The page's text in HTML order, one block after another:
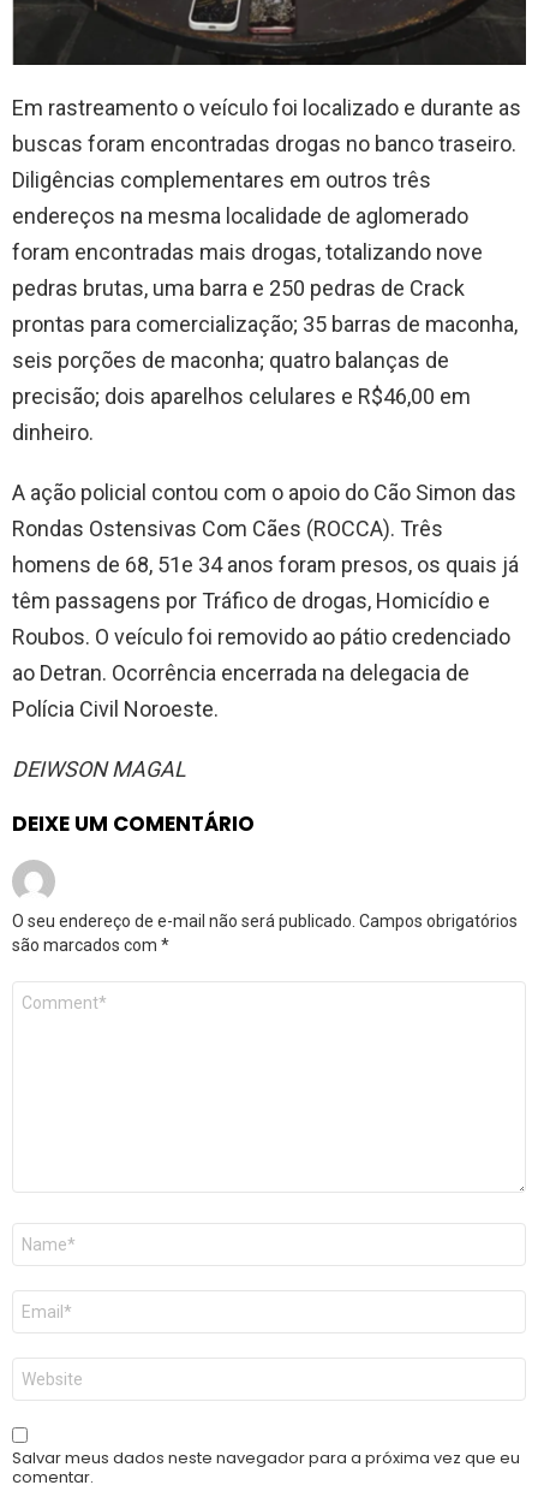
Em rastreamento o veículo foi localizado e durante as
buscas foram encontradas drogas no banco traseiro.
Diligências complementares em outros três
endereços na mesma localidade de aglomerado
foram encontradas mais drogas, totalizando nove
pedras brutas, uma barra e 250 pedras de Crack
prontas para comercialização; 35 barras de maconha,
seis porções de maconha; quatro balanças de
precisão; dois aparelhos celulares e R$46,00 em
dinheiro.
A ação policial contou com o apoio do Cão Simon das
Rondas Ostensivas Com Cães (ROCCA). Três
homens de 68, 51e 34 anos foram presos, os quais já
têm passagens por Tráfico de drogas, Homicídio e
Roubos. O veículo foi removido ao pátio credenciado
ao Detran. Ocorrência encerrada na delegacia de
Polícia Civil Noroeste.
DEIWSON MAGAL
DEIXE UM COMENTÁRIO
O seu endereço de e-mail não será publicado. Campos obrigatórios
são marcados com *
Comentário
Nome
E-
mail
*
Site
Salvar meus dados neste navegador para a próxima vez que eu
comentar.